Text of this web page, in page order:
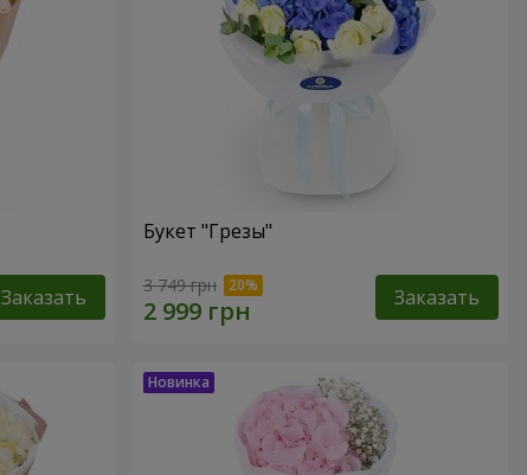
Заказать
Букет "Грезы"
3 749 грн Заказать